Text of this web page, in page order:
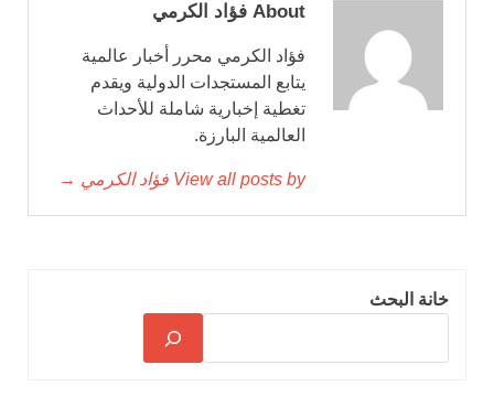
About فؤاد الكرمي
فؤاد الكرمي محرر أخبار عالمية
يتابع المستجدات الدولية ويقدم
تغطية إخبارية شاملة للأحداث
العالمية البارزة.
View all posts by فؤاد الكرمي →
خانة البحث